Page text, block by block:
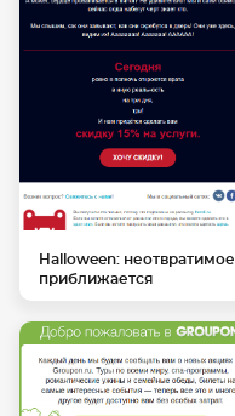
Halloween: неотвратимое
приближается